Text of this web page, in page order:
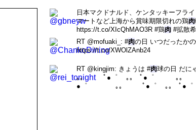
日本マクドナルド、ケンタッキーフラ
マートなど上海から賞味期限切れの鶏肉
https://t.co/XIcQhMAO3R #鶏肉 #拡散
RT @mofuaki_: #肉の日 いつだったか
https://t.co/XWOlZAnb24
RT @kingjim: きょうは #肉球の日 だ
｡｡ ﾟ●゜ ｡｡ ﾟ●゜ ｡｡
●゜ ｡｡ ﾟ●゜ ｡｡ ﾟ●